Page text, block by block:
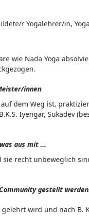
r Yogalehrer/in,
wie Nada Yoga
innen
dem Weg ist,
Iyengar, Sukadev
aus mit ...
recht unbeweglich
gestellt
gelehrt wird und nach B.